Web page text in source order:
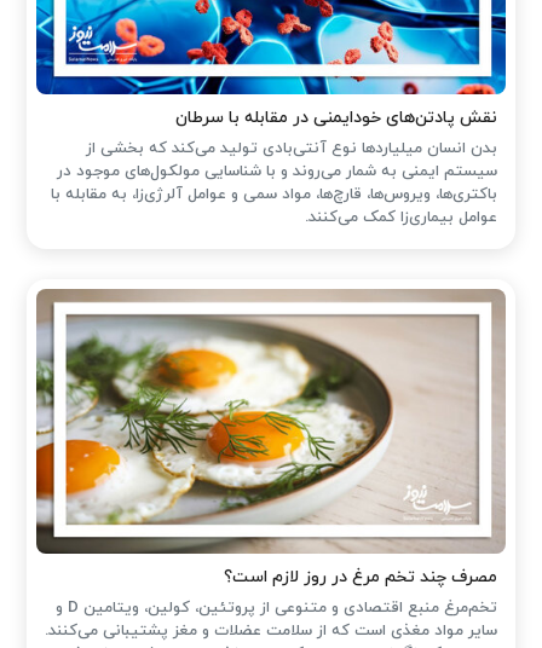
نقش پادتن‌های خودایمنی در مقابله با سرطان
بدن انسان میلیاردها نوع آنتی‌بادی تولید می‌کند که بخشی از
سیستم ایمنی به شمار می‌روند و با شناسایی مولکول‌های موجود در
باکتری‌ها، ویروس‌ها، قارچ‌ها، مواد سمی و عوامل آلرژی‌زا، به مقابله با
عوامل بیماری‌زا کمک می‌کنند.
مصرف چند تخم مرغ در روز لازم است؟
تخم‌مرغ منبع اقتصادی و متنوعی از پروتئین، کولین، ویتامین D و
سایر مواد مغذی است که از سلامت عضلات و مغز پشتیبانی می‌کنند.